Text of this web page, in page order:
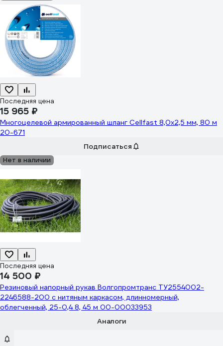
Последняя цена
15 965 ₽
Многоцелевой армированный шланг Cellfast 8,0x2,5 мм, 80 м
20-671
Подписаться
Нет в наличии
Последняя цена
14 500 ₽
Резиновый напорный рукав Волгопромтранс ТУ2554002-
2246588-200 с нитяным каркасом, длинномерный,
облегченный, 25-0,4 8, 45 м 00-00033953
Аналоги